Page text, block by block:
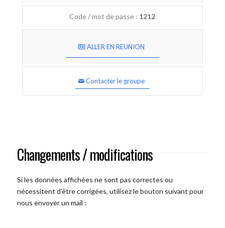
Code / mot de passe : 1212
ALLER EN REUNION
Contacter le groupe
Changements / modifications
Si les données affichées ne sont pas correctes ou
nécessitent d'être corrigées, utilisez le bouton suivant pour
nous envoyer un mail :